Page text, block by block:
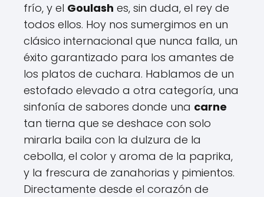
frío, y el Goulash es, sin duda, el rey de
todos ellos. Hoy nos sumergimos en un
clásico internacional que nunca falla, un
éxito garantizado para los amantes de
los platos de cuchara. Hablamos de un
estofado elevado a otra categoría, una
sinfonía de sabores donde una carne
tan tierna que se deshace con solo
mirarla baila con la dulzura de la
cebolla, el color y aroma de la paprika,
y la frescura de zanahorias y pimientos.
Directamente desde el corazón de